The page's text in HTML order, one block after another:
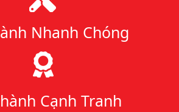
Nhanh Chóng
Cạnh Tranh